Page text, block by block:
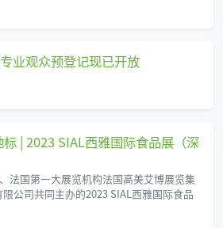
业观众预登记现已开放
| 2023 SIAL西雅国际食品展（深
法国第一大展览机构法国高美艾博展览集
公司共同主办的2023 SIAL西雅国际食品